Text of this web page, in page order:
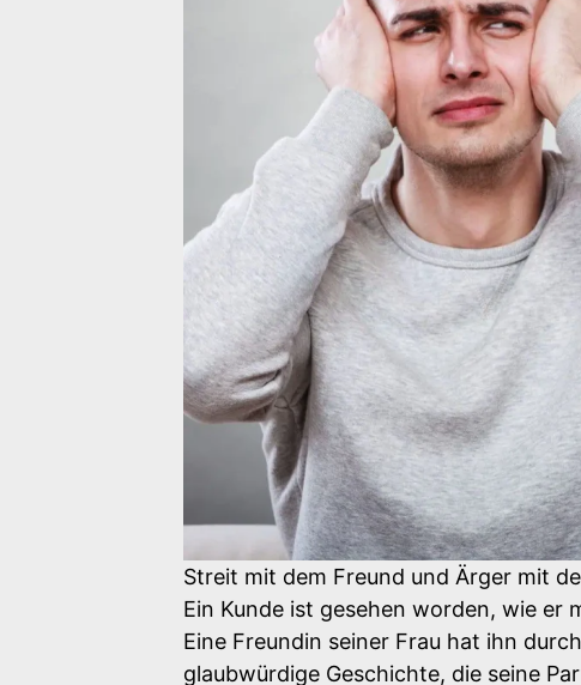
Streit mit dem Freund und Ärger mit
Ein Kunde ist gesehen worden, wie er
Eine Freundin seiner Frau hat ihn
glaubwürdige Geschichte, die seine